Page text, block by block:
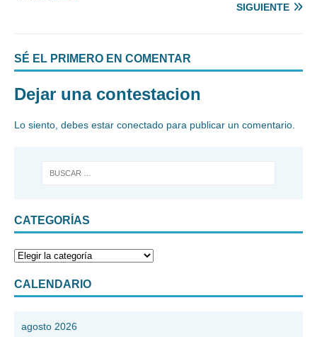
SIGUIENTE
SÉ EL PRIMERO EN COMENTAR
Dejar una contestacion
Lo siento, debes estar conectado para publicar un comentario.
CATEGORÍAS
CALENDARIO
agosto 2026